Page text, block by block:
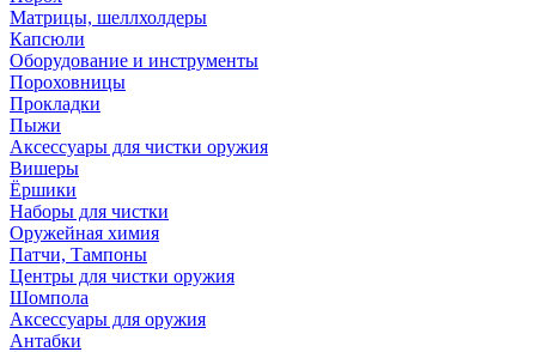
Матрицы, шеллхолдеры
Капсюли
Оборудование и инструменты
Пороховницы
Прокладки
Пыжи
Аксессуары для чистки оружия
Вишеры
Ёршики
Наборы для чистки
Оружейная химия
Патчи, Тампоны
Центры для чистки оружия
Шомпола
Аксессуары для оружия
Антабки